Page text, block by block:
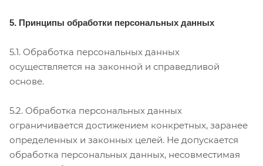
5. Принципы обработки персональных данных
5.1. Обработка персональных данных
осуществляется на законной и справедливой
основе.
5.2. Обработка персональных данных
ограничивается достижением конкретных, заранее
определенных и законных целей. Не допускается
обработка персональных данных, несовместимая